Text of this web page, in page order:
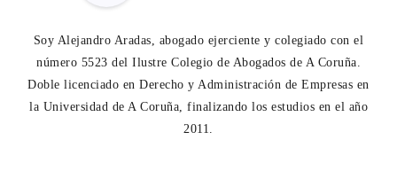
Soy Alejandro Aradas, abogado ejerciente y colegiado con el
número 5523 del Ilustre Colegio de Abogados de A Coruña.
Doble licenciado en Derecho y Administración de Empresas en
la Universidad de A Coruña, finalizando los estudios en el año
2011.